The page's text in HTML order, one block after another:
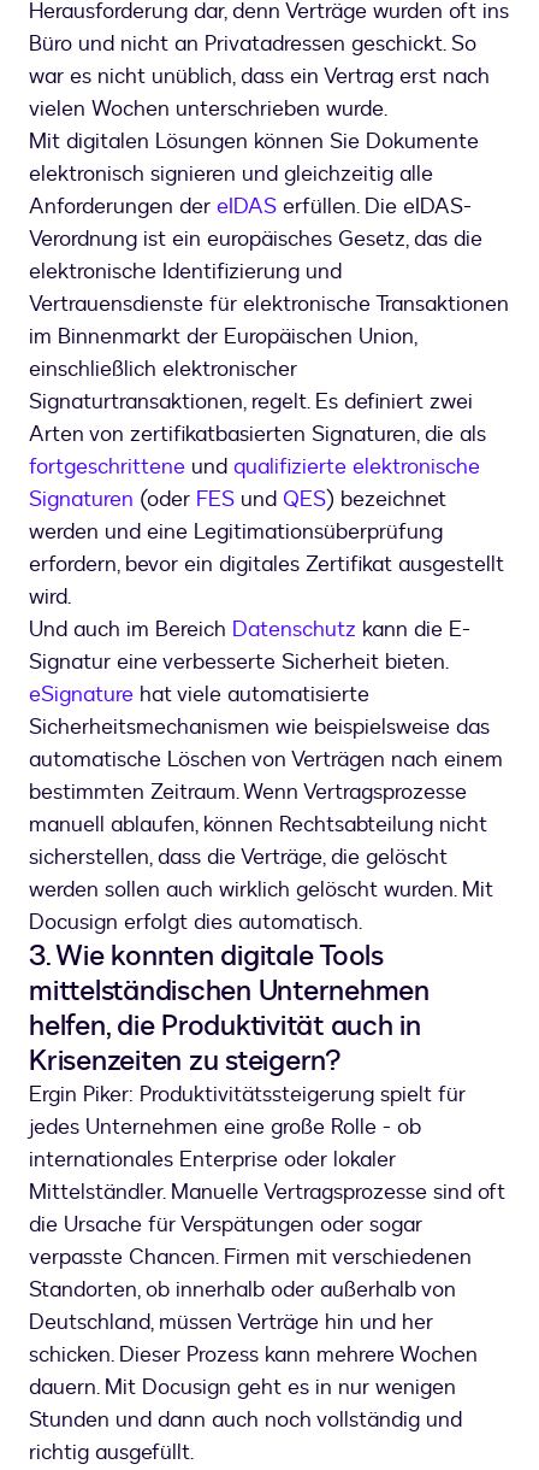
Herausforderung dar, denn Verträge wurden oft ins
Büro und nicht an Privatadressen geschickt. So
war es nicht unüblich, dass ein Vertrag erst nach
vielen Wochen unterschrieben wurde.
Mit digitalen Lösungen können Sie Dokumente
elektronisch signieren und gleichzeitig alle
Anforderungen der eIDAS erfüllen. Die eIDAS-
Verordnung ist ein europäisches Gesetz, das die
elektronische Identifizierung und
Vertrauensdienste für elektronische Transaktionen
im Binnenmarkt der Europäischen Union,
einschließlich elektronischer
Signaturtransaktionen, regelt. Es definiert zwei
Arten von zertifikatbasierten Signaturen, die als
fortgeschrittene und qualifizierte elektronische
Signaturen (oder FES und QES) bezeichnet
werden und eine Legitimationsüberprüfung
erfordern, bevor ein digitales Zertifikat ausgestellt
wird.
Und auch im Bereich Datenschutz kann die E-
Signatur eine verbesserte Sicherheit bieten.
eSignature hat viele automatisierte
Sicherheitsmechanismen wie beispielsweise das
automatische Löschen von Verträgen nach einem
bestimmten Zeitraum. Wenn Vertragsprozesse
manuell ablaufen, können Rechtsabteilung nicht
sicherstellen, dass die Verträge, die gelöscht
werden sollen auch wirklich gelöscht wurden. Mit
Docusign erfolgt dies automatisch.
3. Wie konnten digitale Tools
mittelständischen Unternehmen
helfen, die Produktivität auch in
Krisenzeiten zu steigern?
Ergin Piker: Produktivitätssteigerung spielt für
jedes Unternehmen eine große Rolle - ob
internationales Enterprise oder lokaler
Mittelständler. Manuelle Vertragsprozesse sind oft
die Ursache für Verspätungen oder sogar
verpasste Chancen. Firmen mit verschiedenen
Standorten, ob innerhalb oder außerhalb von
Deutschland, müssen Verträge hin und her
schicken. Dieser Prozess kann mehrere Wochen
dauern. Mit Docusign geht es in nur wenigen
Stunden und dann auch noch vollständig und
richtig ausgefüllt.